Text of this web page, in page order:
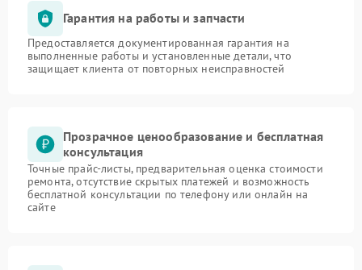
Гарантия на работы и запчасти
Предоставляется документированная гарантия на
выполненные работы и установленные детали, что
защищает клиента от повторных неисправностей
Прозрачное ценообразование и бесплатная
консультация
Точные прайс-листы, предварительная оценка стоимости
ремонта, отсутствие скрытых платежей и возможность
бесплатной консультации по телефону или онлайн на
сайте